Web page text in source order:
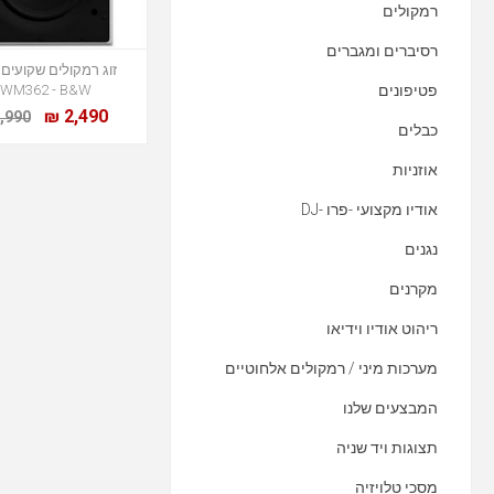
- B&W
2,490 ₪
₪
רמקולים
רסיברים ומגברים
פטיפונים
כבלים
אוזניות
אודיו מקצועי -פרו -DJ
נגנים
מקרנים
ריהוט אודיו וידיאו
מערכות מיני / רמקולים אלחוטיים
המבצעים שלנו
תצוגות ויד שניה
מסכי טלויזיה